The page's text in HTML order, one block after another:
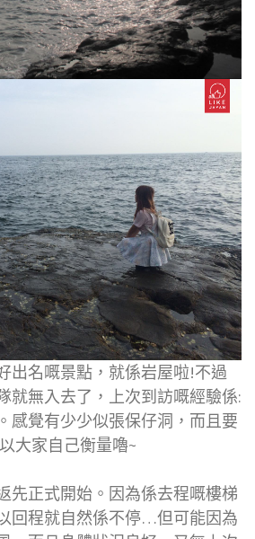
出名嘅景點，就係岩屋啦!不過
就無入去了，上次到訪嘅經驗係:
感覺有少少似張保仔洞，而且要
大家自己衡量嚕~
先正式開始。因為係去程嘅樓梯
回程就自然係不停…但可能因為